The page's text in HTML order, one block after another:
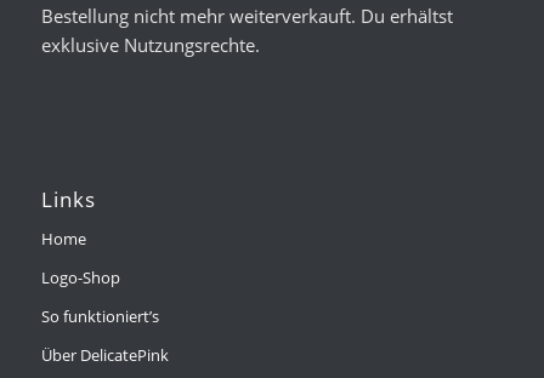
Bestellung nicht mehr weiterverkauft. Du erhältst
exklusive Nutzungsrechte.
Links
Home
Logo-Shop
So funktioniert’s
Über DelicatePink